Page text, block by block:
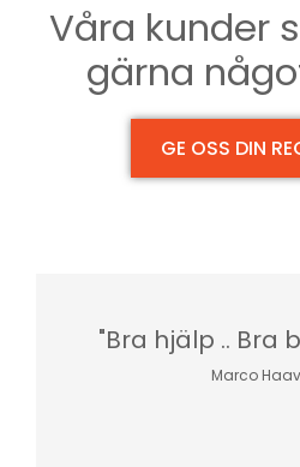
Våra kunder
gärna
GE OSS DIN
"Bra hjälp .. Bra
Marco